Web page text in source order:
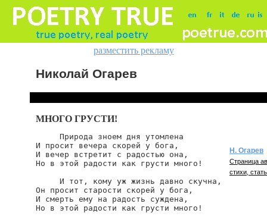
разместить рекламу
Николай Огарев
МНОГО ГРУСТИ!
     Природа зноем дня утомлена
И просит вечера скорей у бога,
И вечер встретит с радостью она,
Но в этой радости как грусти много!
     И тот, кому уж жизнь давно скучна,
Он просит старости скорей у бога,
И смерть ему на радость суждена,
Но в этой радости как грусти много!
Н. Огарев
Страница
стихи,